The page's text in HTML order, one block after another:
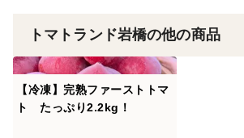
トマトランド岩橋の他の商品
【冷凍】完熟ファーストトマ
ト たっぷり2.2kg！